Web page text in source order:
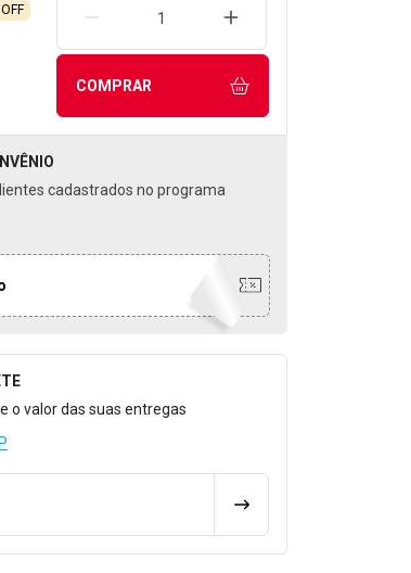
REMOVER UMA UNIDADEAUMENTAR UMA
COMPRAR
cadastrados no programa
o Frete
o valor das suas entregas
CALCULAR FRETE